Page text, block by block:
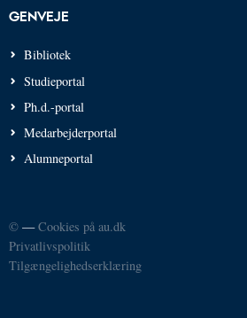
GENVEJE
Bibliotek
Studieportal
Ph.d.-portal
Medarbejderportal
Alumneportal
© —Cookies på au.dk
Privatlivspolitik
Tilgængelighedserklæring